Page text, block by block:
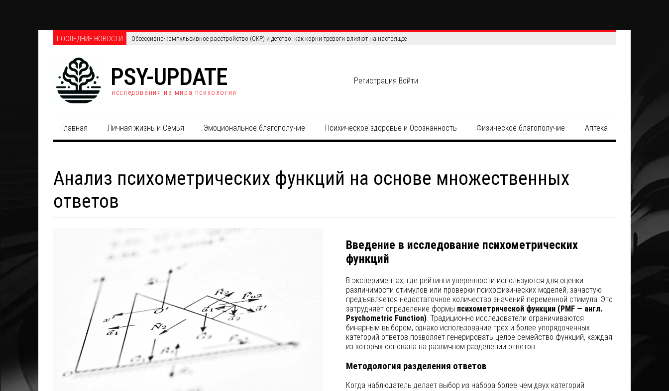
ПОСЛЕДНИЕ НОВОСТИ Качество жизни пожилых людей с ВИЧ: роль психического здоровья и социальной поддержки
PSY-UPDATE
исследования из мира психологии
Регистрация Войти
Главная Личная жизнь и Семья Эмоциональное благополучие Психическое здоровье и Осознанность Физическое благополучие Аптека
Анализ психометрических функций на основе множественных
ответов
Введение в исследование психометрических
функций
В экспериментах, где рейтинги уверенности используются для оценки
различимости стимулов или проверки психофизических моделей, зачастую
предъявляется недостаточное количество значений переменной стимула. Это
затрудняет определение формы психометрической функции (PMF — англ.
Psychometric Function). Традиционно исследователи ограничиваются
бинарным выбором, однако использование трех и более упорядоченных
категорий ответов позволяет генерировать целое семейство функций, каждая
из которых основана на различном разделении ответов.
Методология разделения ответов
Когда наблюдатель делает выбор из набора более чем двух категорий